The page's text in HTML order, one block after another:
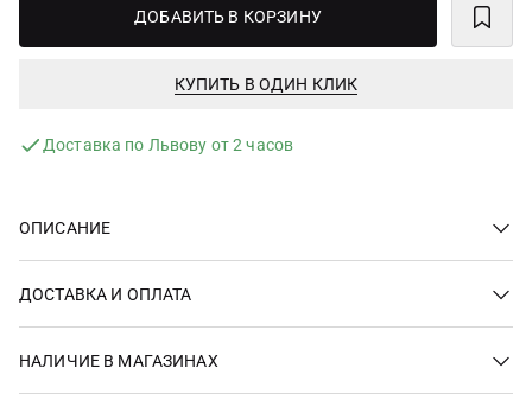
ДОБАВИТЬ В КОРЗИНУ
КУПИТЬ В ОДИН КЛИК
Доставка по Львову от 2 часов
ОПИСАНИЕ
ДОСТАВКА И ОПЛАТА
НАЛИЧИЕ В МАГАЗИНАХ